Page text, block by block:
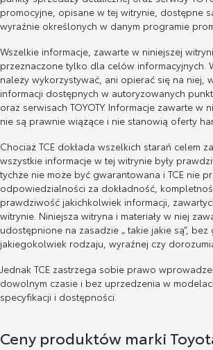
promocyjne, opisane w tej witrynie, dostępne
wyraźnie określonych w danym programie
Wszelkie informacje, zawarte w niniejszej
przeznaczone tylko dla celów informacyjnych.
należy wykorzystywać, ani opierać się na niej,
informacji dostępnych w autoryzowanych
oraz serwisach TOYOTY. Informacje zawarte w
nie są prawnie wiążące i nie stanowią oferty
Chociaż TCE dokłada wszelkich starań celem
wszystkie informacje w tej witrynie były
tychże nie może być gwarantowana i TCE nie
odpowiedzialności za dokładność,
prawdziwość jakichkolwiek informacji,
witrynie. Niniejsza witryna i materiały w niej
udostępnione na zasadzie „ takie jakie są”, bez
jakiegokolwiek rodzaju, wyraźnej czy
Jednak TCE zastrzega sobie prawo
dowolnym czasie i bez uprzedzenia w
specyfikacji i dostępności.
Ceny produktów marki